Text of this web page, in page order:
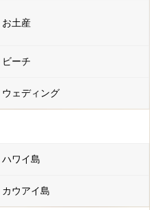
お土産
ビーチ
ウェディング
ハワイ島
カウアイ島